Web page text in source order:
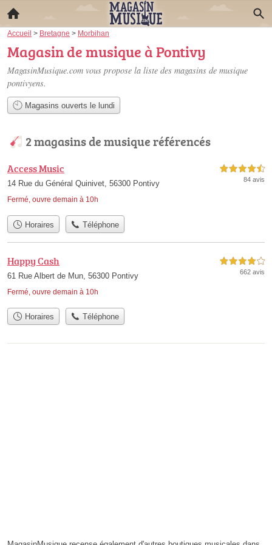
Accueil > Bretagne > Morbihan
Magasin de musique à Pontivy
MagasinMusique.com vous propose la liste des magasins de musique
pontivyens.
Magasins ouverts le lundi
2 magasins de musique référencés
Access Music
14 Rue du Général Quinivet, 56300 Pontivy
Fermé, ouvre demain à 10h
4,5 étoiles sur 5
84 avis
Horaires Téléphone
Happy Cash
61 Rue Albert de Mun, 56300 Pontivy
Fermé, ouvre demain à 10h
4,0 étoiles sur 5
662 avis
Horaires Téléphone